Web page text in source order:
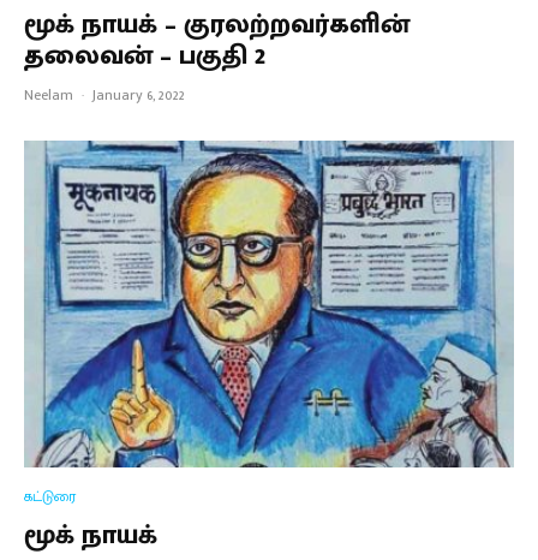
மூக் நாயக் – குரலற்றவர்களின்
தலைவன் – பகுதி 2
Neelam · January 6, 2022
கட்டுரை
மூக் நாயக்